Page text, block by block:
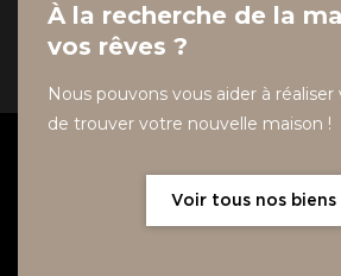
À la recherche de la
vos rêves ?
Nous pouvons vous aider à
de trouver votre nouvelle maison !
Voir tous nos biens